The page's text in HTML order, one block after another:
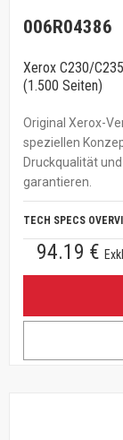
006R04386
Xerox C230/
(1.500 Seiten)
Original Xerox-
speziellen
Druckqualität
garantieren.
TECH SPECS
94.19 €